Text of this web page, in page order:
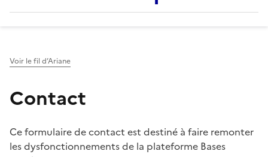
Voir le fil d’Ariane
Contact
Ce formulaire de contact est destiné à faire remonter
les dysfonctionnements de la plateforme Bases